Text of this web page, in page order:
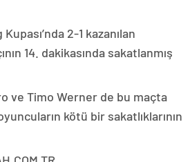
2-1 kazanılan
14. dakikasında sakatlanmış
ve Timo Werner de bu maçta
kötü bir sakatlıklarının